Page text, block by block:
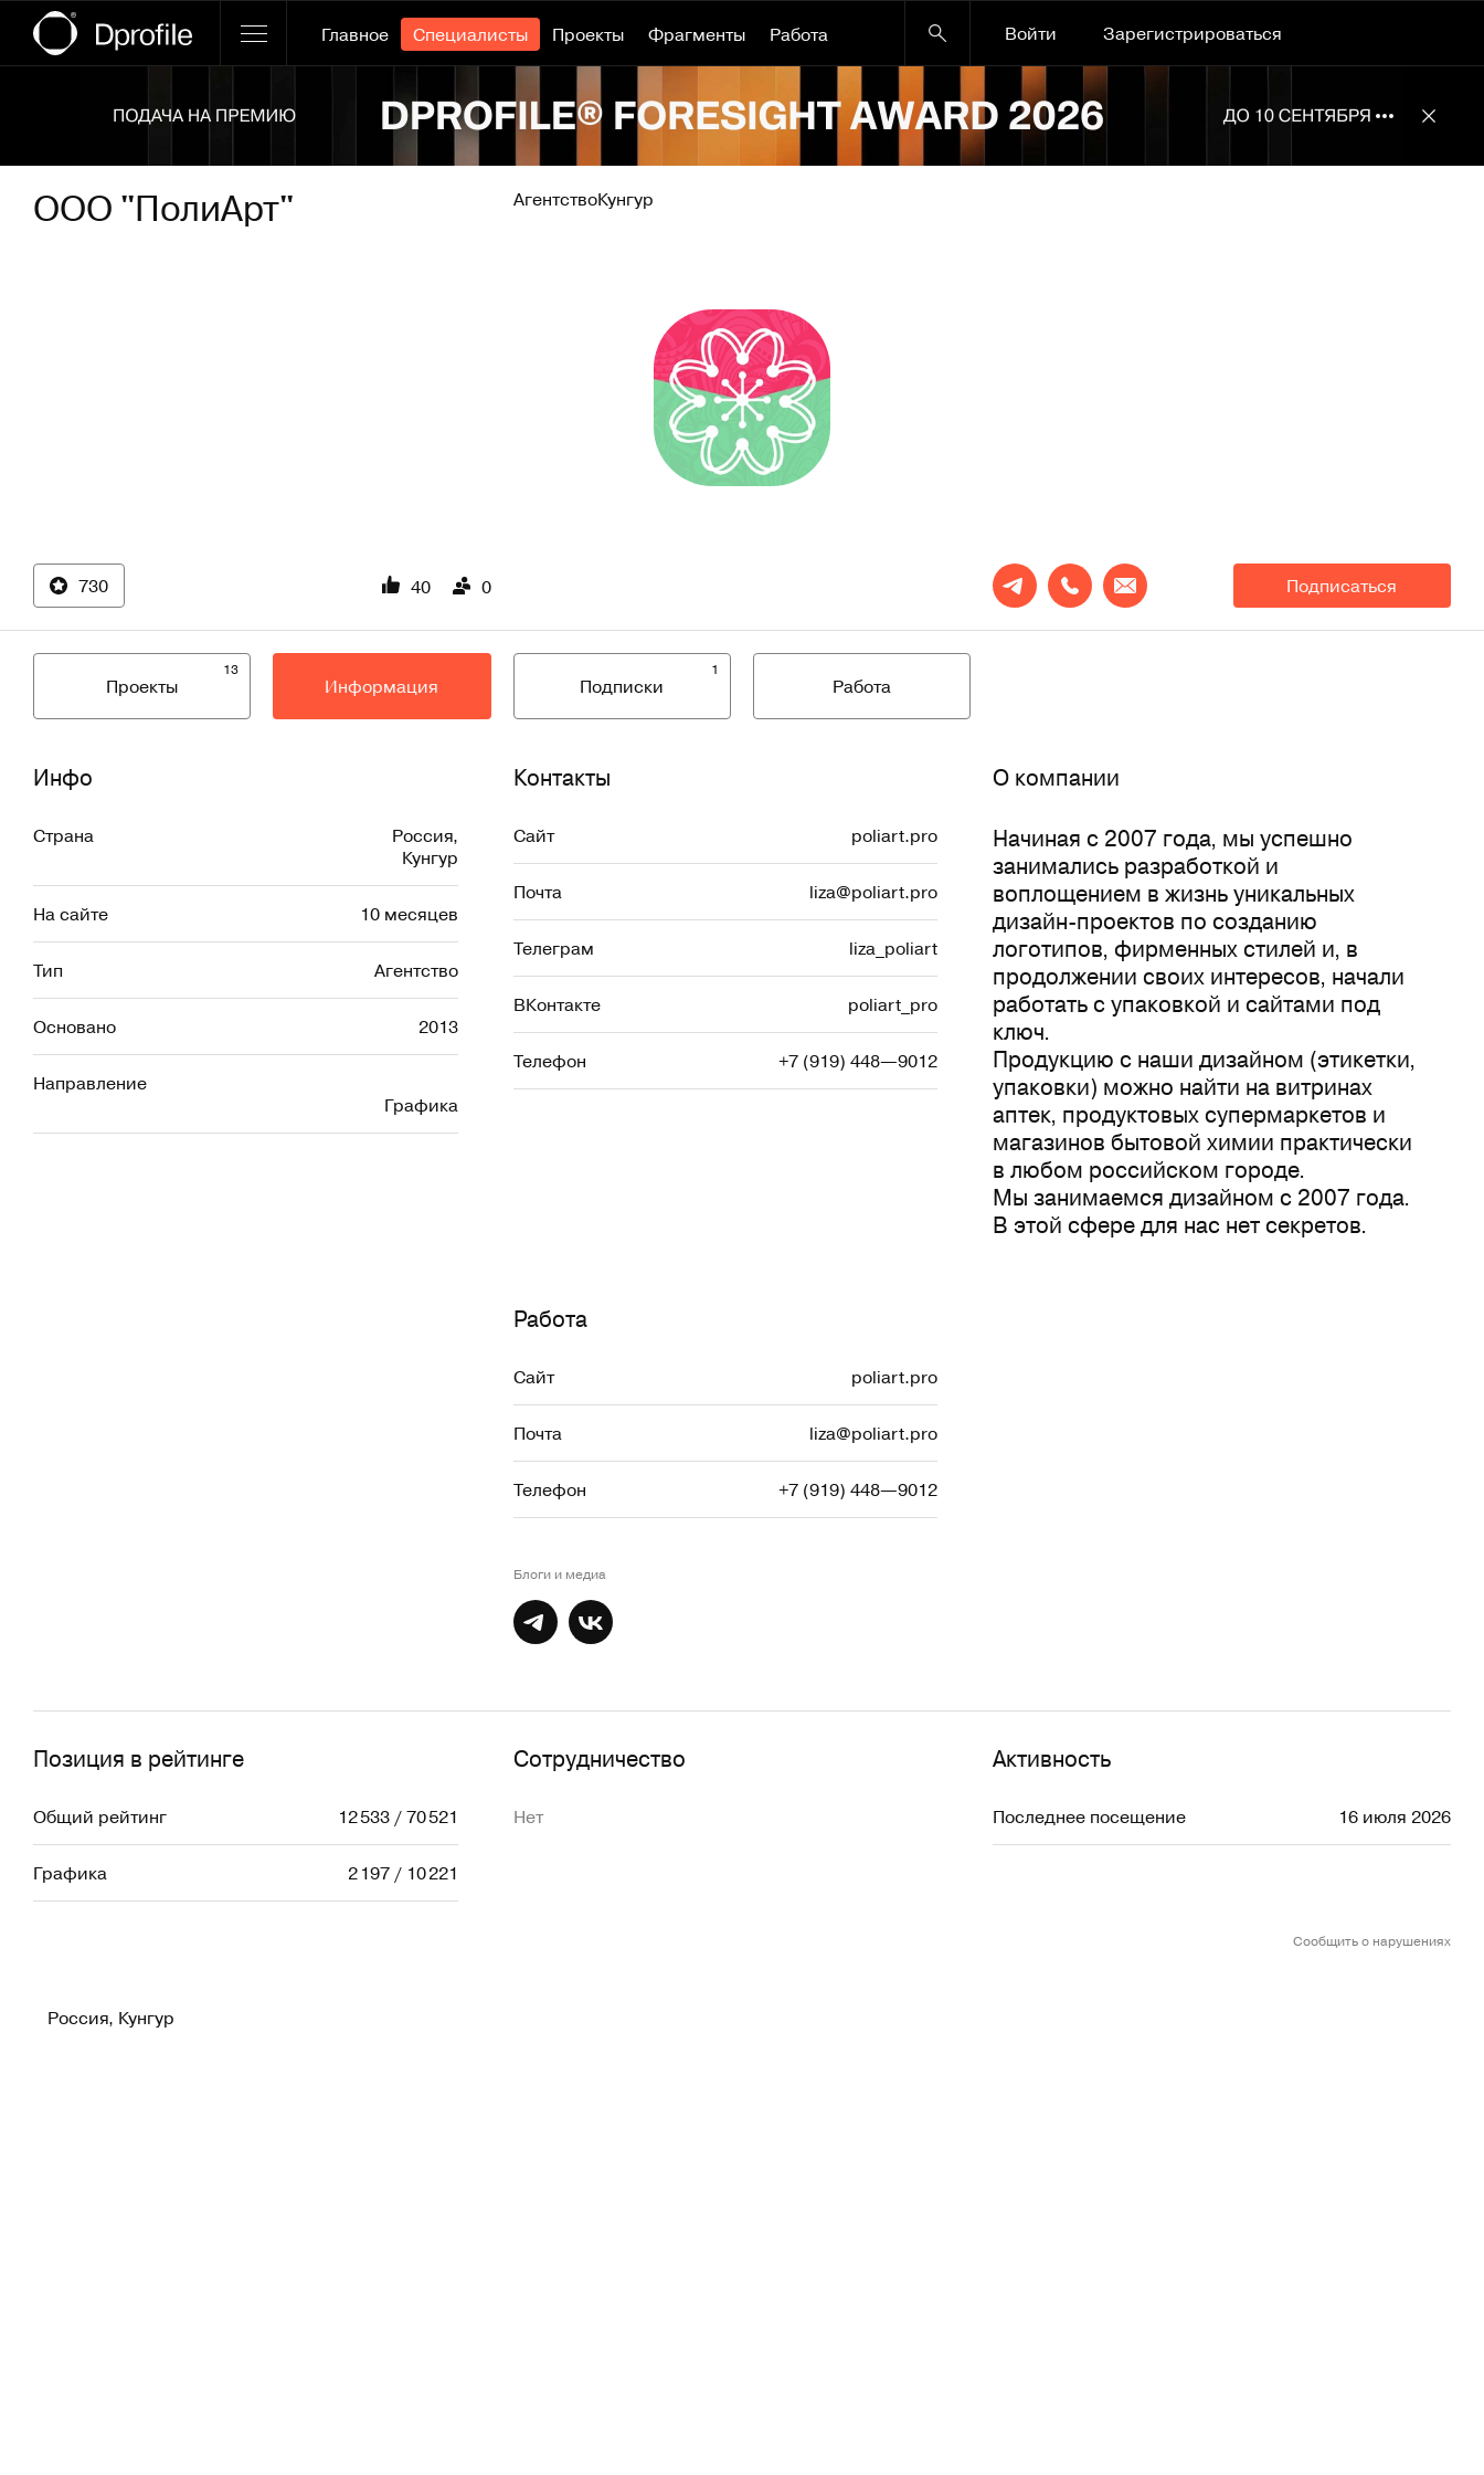
Главное Специалисты Проекты Фрагменты Работа Войти
Зарегистрироваться
ООО "ПолиАрт" АгентствоКунгур
730 40 0 Подписаться
13
Проекты Информация
1
Подписки Работа
Инфо
Страна Россия,
Кунгур
На сайте 10 месяцев
Тип Агентство
Основано 2013
Направление
Графика
Контакты
Сайт poliart.pro
Почта liza@poliart.pro
Телеграм liza_poliart
ВКонтакте poliart_pro
Телефон +7 (919) 448—9012
О компании
Начиная с 2007 года, мы успешно
занимались разработкой и
воплощением в жизнь уникальных
дизайн-проектов по созданию
логотипов, фирменных стилей и, в
продолжении своих интересов, начали
работать с упаковкой и сайтами под
ключ.
Продукцию с наши дизайном (этикетки,
упаковки) можно найти на витринах
аптек, продуктовых супермаркетов и
магазинов бытовой химии практически
в любом российском городе.
Мы занимаемся дизайном с 2007 года.
В этой сфере для нас нет секретов.
Работа
Сайт poliart.pro
Почта liza@poliart.pro
Телефон +7 (919) 448—9012
Блоги и медиа
Позиция в рейтинге
Общий рейтинг 12 533 / 70 521
Графика 2 197 / 10 221
Сотрудничество
Нет
Активность
Последнее посещение 16 июля 2026
Сообщить о нарушениях
Россия, Кунгур